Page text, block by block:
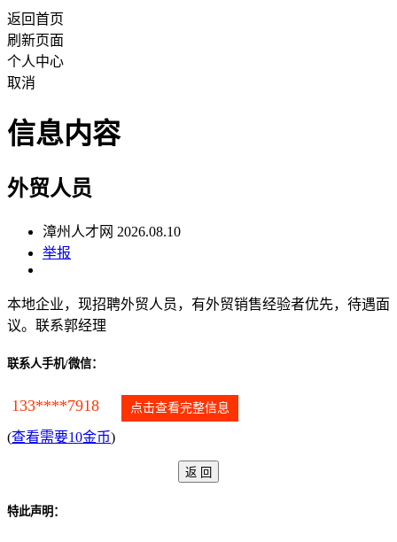
返回首页
刷新页面
个人中心
取消
信息内容
外贸人员
漳州人才网 2026.08.10
举报
本地企业，现招聘外贸人员，有外贸销售经验者优先，待遇面
议。联系郭经理
联系人手机/微信：
133****7918 点击查看完整信息
(查看需要10金币)
特此声明：